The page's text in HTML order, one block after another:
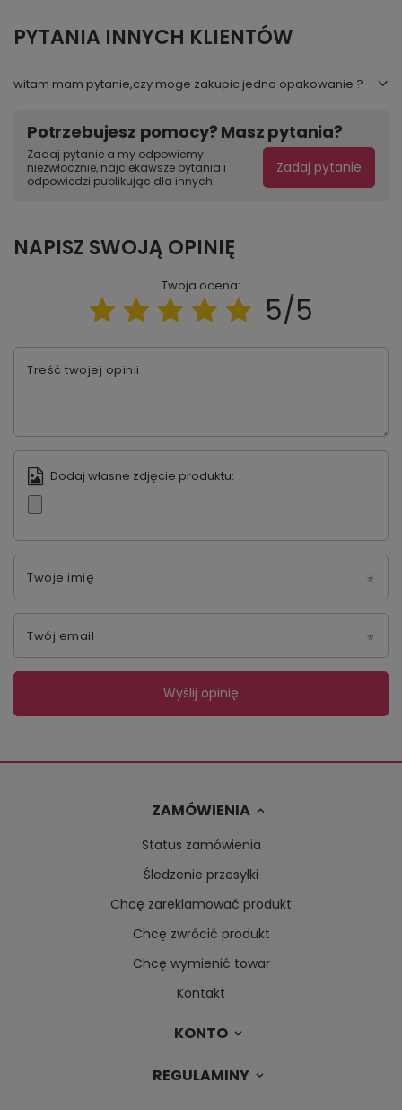
PYTANIA INNYCH KLIENTÓW
witam mam pytanie,czy moge zakupic jedno opakowanie ?
Potrzebujesz pomocy? Masz pytania?
Zadaj pytanie a my odpowiemy
niezwłocznie, najciekawsze pytania i
odpowiedzi publikując dla innych.
Zadaj pytanie
NAPISZ SWOJĄ OPINIĘ
Twoja ocena:
5/5
Treść twojej opinii
Dodaj własne zdjęcie produktu:
Twoje imię
Twój email
Wyślij opinię
ZAMÓWIENIA
Status zamówienia
Śledzenie przesyłki
Chcę zareklamować produkt
Chcę zwrócić produkt
Chcę wymienić towar
Kontakt
KONTO
REGULAMINY